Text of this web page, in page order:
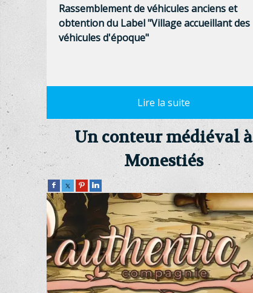
Rassemblement de véhicules anciens et
obtention du Label "Village accueillant des
véhicules d'époque"
Un conteur médiéval à
Monestiés